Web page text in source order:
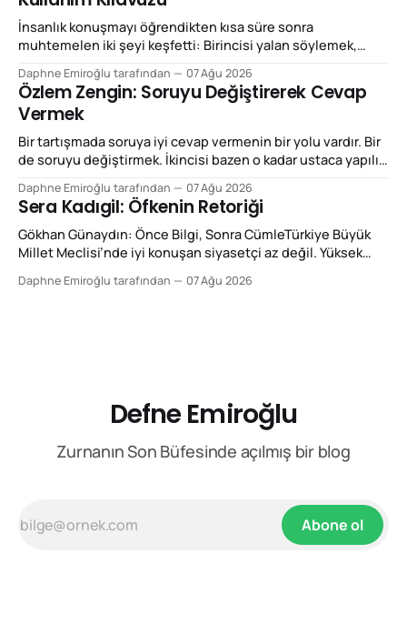
yarım asırlık bir çatışma döneminin mutlak biçimde
sonlandırılmasına kapıyı aralaması
İnsanlık konuşmayı öğrendikten kısa süre sonra
muhtemelen iki şeyi keşfetti: Birincisi yalan söylemek,
Neyse ki aradan birkaç bin yıl geçince Yunanlar meseleyi
biraz sistematik hâle getirip adına retorik dediler. Bugün
“retorik” kelimesini çoğunlukla küçümseyici biçimde
kullanıyoruz. “Bunlar retorik”, “retorikten başka bir şey
Daphne Emiroğlu tarafından 07 Ağu 2026
Özlem Zengin: Soruyu Değiştirerek Cevap
Vermek
Bir tartışmada soruya iyi cevap vermenin bir yolu vardır. Bir
de soruyu değiştirmek. İkincisi bazen o kadar ustaca yapılır
konuşmalarını izlerken dikkatimi çeken temel retorik özellik
bu: Önüne konulan tartışmanın çerçevesini kabul etmek
yerine sık sık o çerçeveyi değiştiriyor. Bu,
retorikte reframing,
Daphne Emiroğlu tarafından 07 Ağu 2026
Sera Kadıgil: Öfkenin Retoriği
Gökhan Günaydın: Önce Bilgi, Sonra CümleTürkiye Büyük
Millet Meclisi’nde iyi konuşan siyasetçi az değil. Yüksek
Şimdi size Gökhan Günaydın Fan Club’tan yazıyorum. Bir
Daphne Emiroğlu tarafından 07 Ağu 2026
Defne Emiroğlu
Zurnanın Son Büfesinde açılmış bir blog
Abone ol